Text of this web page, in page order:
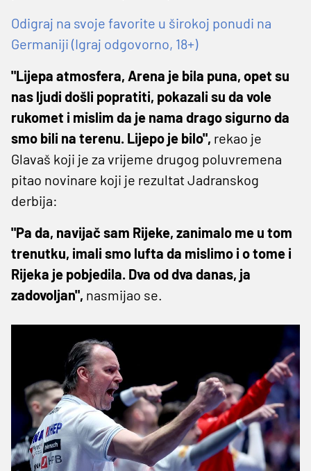
Odigraj na svoje favorite u širokoj ponudi na
Germaniji (Igraj odgovorno, 18+)
"Lijepa atmosfera, Arena je bila puna, opet su
nas ljudi došli popratiti, pokazali su da vole
rukomet i mislim da je nama drago sigurno da
smo bili na terenu. Lijepo je bilo", rekao je
Glavaš koji je za vrijeme drugog poluvremena
pitao novinare koji je rezultat Jadranskog
derbija:
"Pa da, navijač sam Rijeke, zanimalo me u tom
trenutku, imali smo lufta da mislimo i o tome i
Rijeka je pobjedila. Dva od dva danas, ja
zadovoljan", nasmijao se.